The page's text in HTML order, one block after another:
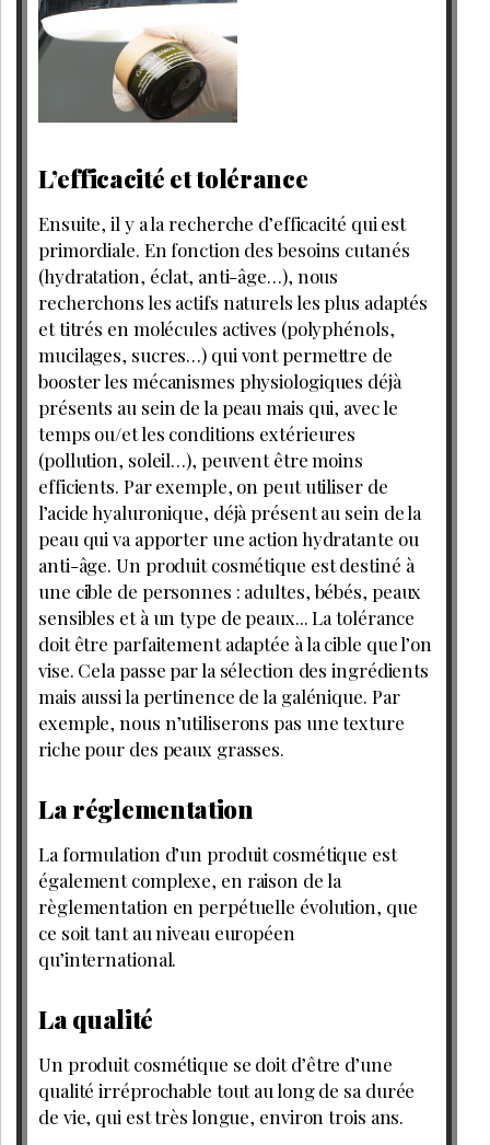
L’efficacité et tolérance
Ensuite, il y a la recherche d’efficacité qui est
primordiale. En fonction des besoins cutanés
(hydratation, éclat, anti-âge…), nous
recherchons les actifs naturels les plus adaptés
et titrés en molécules actives (polyphénols,
mucilages, sucres…) qui vont permettre de
booster les mécanismes physiologiques déjà
présents au sein de la peau mais qui, avec le
temps ou/et les conditions extérieures
(pollution, soleil…), peuvent être moins
efficients. Par exemple, on peut utiliser de
l’acide hyaluronique, déjà présent au sein de la
peau qui va apporter une action hydratante ou
anti-âge. Un produit cosmétique est destiné à
une cible de personnes : adultes, bébés, peaux
sensibles et à un type de peaux... La tolérance
doit être parfaitement adaptée à la cible que l’on
vise. Cela passe par la sélection des ingrédients
mais aussi la pertinence de la galénique. Par
exemple, nous n’utiliserons pas une texture
riche pour des peaux grasses.
La réglementation
La formulation d’un produit cosmétique est
également complexe, en raison de la
règlementation en perpétuelle évolution, que
ce soit tant au niveau européen
qu’international.
La qualité
Un produit cosmétique se doit d’être d’une
qualité irréprochable tout au long de sa durée
de vie, qui est très longue, environ trois ans.